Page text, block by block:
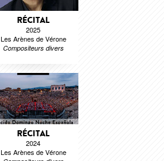
RÉCITAL
2025
Les Arènes de Vérone
Compositeurs divers
RÉCITAL
2024
Les Arènes de Vérone